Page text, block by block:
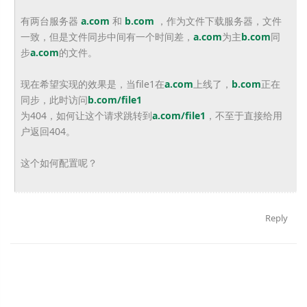
有两台服务器 a.com 和 b.com ，作为文件下载服务器，文件
一致，但是文件同步中间有一个时间差， a.com为主b.com同
步a.com的文件。
现在希望实现的效果是，当file1在a.com上线了， b.com正在
同步，此时访问b.com/file1
为404，如何让这个请求跳转到a.com/file1 ，不至于直接给用
户返回404。
这个如何配置呢？
Reply